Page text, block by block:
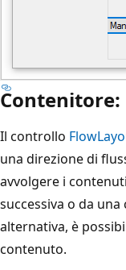
Il controllo
una direzione di
avvolgere i
successiva o da
alternativa, è
contenuto.